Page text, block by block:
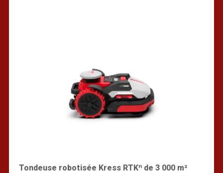
Tondeuse robotisée Kress RTKⁿ de 3 000 m²